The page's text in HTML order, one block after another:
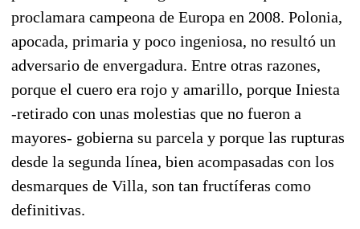
proclamara campeona de Europa en 2008. Polonia,
apocada, primaria y poco ingeniosa, no resultó un
adversario de envergadura. Entre otras razones,
porque el cuero era rojo y amarillo, porque Iniesta
-retirado con unas molestias que no fueron a
mayores- gobierna su parcela y porque las rupturas
desde la segunda línea, bien acompasadas con los
desmarques de Villa, son tan fructíferas como
definitivas.